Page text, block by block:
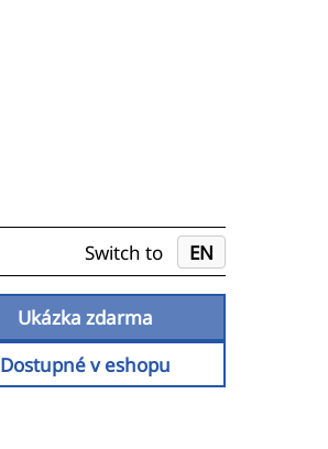
Switch to EN
Ukázka zdarma
Dostupné v eshopu